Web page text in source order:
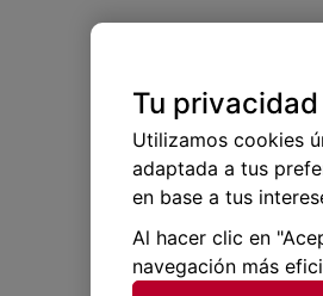
Tu
Utilizamos cookies
adaptada a tus
en base a tus
Al hacer clic en
navegación más